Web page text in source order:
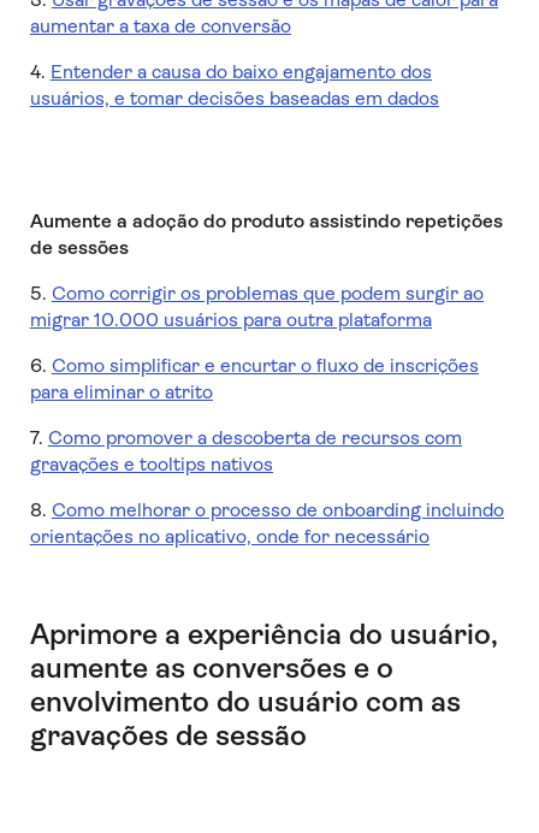
aumentar a taxa de conversão
4. Entender a causa do baixo engajamento dos
usuários, e tomar decisões baseadas em dados
Aumente a adoção do produto assistindo repetições
de sessões
5. Como corrigir os problemas que podem surgir ao
migrar 10.000 usuários para outra plataforma
6. Como simplificar e encurtar o fluxo de inscrições
para eliminar o atrito
7. Como promover a descoberta de recursos com
gravações e tooltips nativos
8. Como melhorar o processo de onboarding incluindo
orientações no aplicativo, onde for necessário
Aprimore a experiência do usuário,
aumente as conversões e o
envolvimento do usuário com as
gravações de sessão